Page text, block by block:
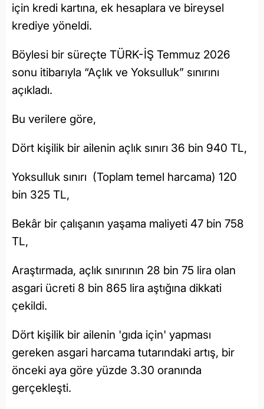
için kredi kartına, ek hesaplara ve bireysel
krediye yöneldi.
Böylesi bir süreçte TÜRK-İŞ Temmuz 2026
sonu itibarıyla “Açlık ve Yoksulluk” sınırını
açıkladı.
Bu verilere göre,
Dört kişilik bir ailenin açlık sınırı 36 bin 940 TL,
Yoksulluk sınırı (Toplam temel harcama) 120
bin 325 TL,
Bekâr bir çalışanın yaşama maliyeti 47 bin 758
TL,
Araştırmada, açlık sınırının 28 bin 75 lira olan
asgari ücreti 8 bin 865 lira aştığına dikkati
çekildi.
Dört kişilik bir ailenin 'gıda için' yapması
gereken asgari harcama tutarındaki artış, bir
önceki aya göre yüzde 3.30 oranında
gerçekleşti.